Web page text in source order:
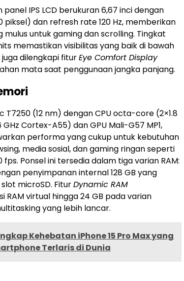
IPS LCD berukuran 6,67 inci dengan
piksel) dan refresh rate 120 Hz, memberikan
mulus untuk gaming dan scrolling. Tingkat
memastikan visibilitas yang baik di bawah
dilengkapi fiturEye Comfort Display
mata saat penggunaan jangka panjang.
T7250 (12 nm) dengan CPU octa-core (2×1.8
Cortex-A55) dan GPU Mali-G57 MP1,
performa yang cukup untuk kebutuhan
media sosial, dan gaming ringan seperti
fps. Ponsel ini tersedia dalam tiga varian RAM:
penyimpanan internal 128 GB yang
microSD. FiturDynamic RAM
RAM virtual hingga 24 GB pada varian
yang lebih lancar.
Kehebatan iPhone 15 Pro Max yang
Terlaris di Dunia